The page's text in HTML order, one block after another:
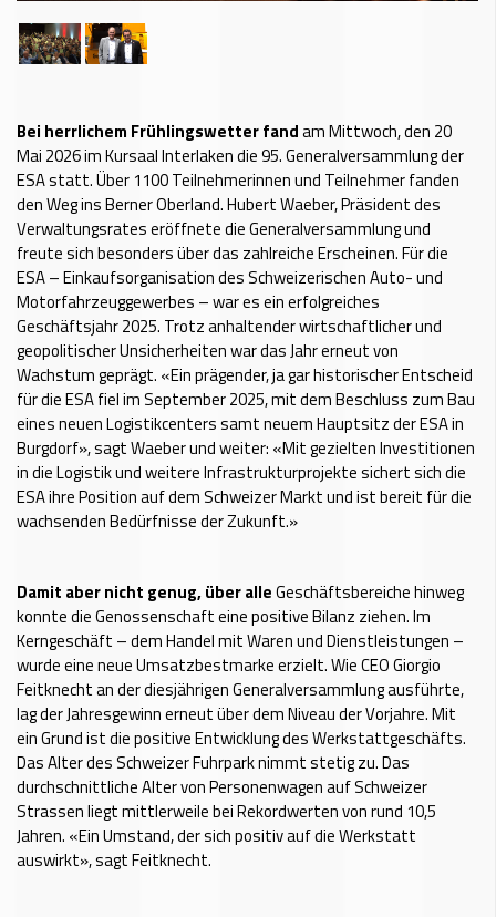
Bei herrlichem Frühlingswetter fandam Mittwoch, den 20
Mai 2026 im Kursaal Interlaken die 95. Generalversammlung der
ESA statt. Über 1100 Teilnehmerinnen und Teilnehmer fanden
den Weg ins Berner Oberland. Hubert Waeber, Präsident des
Verwaltungsrates eröffnete die Generalversammlung und
freute sich besonders über das zahlreiche Erscheinen. Für die
ESA – Einkaufsorganisation des Schweizerischen Auto- und
Motorfahrzeuggewerbes – war es ein erfolgreiches
Geschäftsjahr 2025. Trotz anhaltender wirtschaftlicher und
geopolitischer Unsicherheiten war das Jahr erneut von
Wachstum geprägt. «Ein prägender, ja gar historischer Entscheid
für die ESA fiel im September 2025, mit dem Beschluss zum Bau
eines neuen Logistikcenters samt neuem Hauptsitz der ESA in
Burgdorf», sagt Waeber und weiter: «Mit gezielten Investitionen
in die Logistik und weitere Infrastrukturprojekte sichert sich die
ESA ihre Position auf dem Schweizer Markt und ist bereit für die
wachsenden Bedürfnisse der Zukunft.»
Damit aber nicht genug, über alleGeschäftsbereiche hinweg
konnte die Genossenschaft eine positive Bilanz ziehen. Im
Kerngeschäft – dem Handel mit Waren und Dienstleistungen –
wurde eine neue Umsatzbestmarke erzielt. Wie CEO Giorgio
Feitknecht an der diesjährigen Generalversammlung ausführte,
lag der Jahresgewinn erneut über dem Niveau der Vorjahre. Mit
ein Grund ist die positive Entwicklung des Werkstattgeschäfts.
Das Alter des Schweizer Fuhrpark nimmt stetig zu. Das
durchschnittliche Alter von Personenwagen auf Schweizer
Strassen liegt mittlerweile bei Rekordwerten von rund 10,5
Jahren. «Ein Umstand, der sich positiv auf die Werkstatt
auswirkt», sagt Feitknecht.